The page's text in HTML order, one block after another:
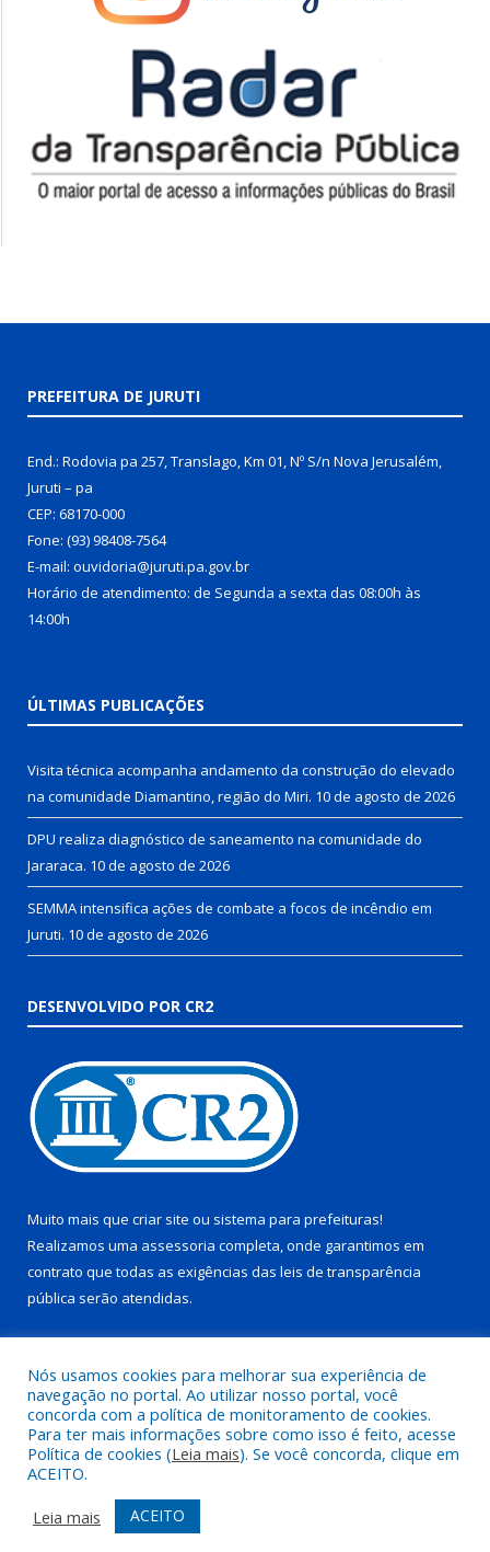
PREFEITURA DE JURUTI
End.: Rodovia pa 257, Translago, Km 01, Nº S/n Nova Jerusalém,
Juruti – pa
CEP: 68170-000
Fone: (93) 98408-7564
E-mail: ouvidoria@juruti.pa.gov.br
Horário de atendimento: de Segunda a sexta das 08:00h às
14:00h
ÚLTIMAS PUBLICAÇÕES
Visita técnica acompanha andamento da construção do elevado
na comunidade Diamantino, região do Miri. 10 de agosto de 2026
DPU realiza diagnóstico de saneamento na comunidade do
Jararaca. 10 de agosto de 2026
SEMMA intensifica ações de combate a focos de incêndio em
Juruti. 10 de agosto de 2026
DESENVOLVIDO POR CR2
Muito mais que criar site ou sistema para prefeituras!
Realizamos uma assessoria completa, onde garantimos em
contrato que todas as exigências das leis de transparência
pública serão atendidas.
Todos os direitos reservados a Prefeitura Municipal de Juruti.
Mapa do Site
Acessar Área Administrativa
Acessar Webmail
Nós usamos cookies para melhorar sua experiência de
navegação no portal. Ao utilizar nosso portal, você
concorda com a política de monitoramento de cookies.
Para ter mais informações sobre como isso é feito, acesse
Política de cookies (Leia mais). Se você concorda, clique em
ACEITO.
Leia mais
ACEITO